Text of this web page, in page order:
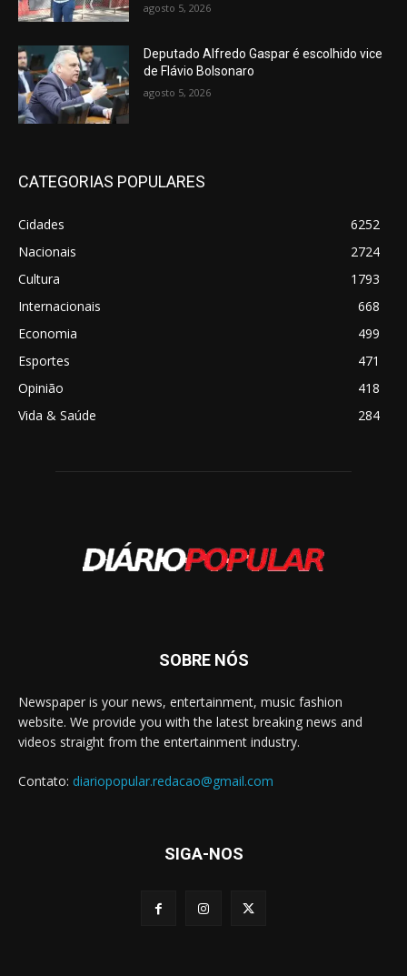
agosto 5, 2026
Deputado Alfredo Gaspar é escolhido vice
de Flávio Bolsonaro
agosto 5, 2026
CATEGORIAS POPULARES
Cidades
6252
Nacionais
2724
Cultura
1793
Internacionais
668
Economia
499
Esportes
471
Opinião
418
Vida & Saúde
284
SOBRE NÓS
Newspaper is your news, entertainment, music fashion
website. We provide you with the latest breaking news and
videos straight from the entertainment industry.
Contato: diariopopular.redacao@gmail.com
SIGA-NOS